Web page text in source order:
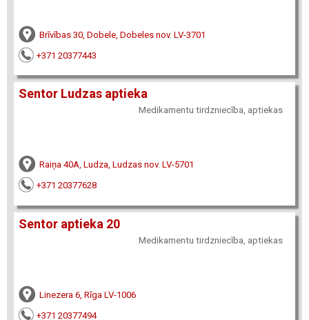
Brīvības 30, Dobele, Dobeles nov. LV-3701
+371 20377443
Sentor Ludzas aptieka
Medikamentu tirdzniecība, aptiekas
Raiņa 40A, Ludza, Ludzas nov. LV-5701
+371 20377628
Sentor aptieka 20
Medikamentu tirdzniecība, aptiekas
Linezera 6, Rīga LV-1006
+371 20377494